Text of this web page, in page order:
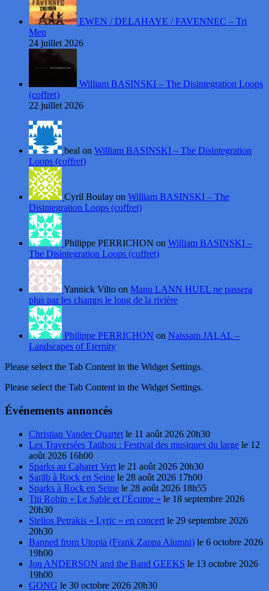
EWEN / DELAHAYE / FAVENNEC – Tri
Men
24 juillet 2026
William BASINSKI – The Disintegration Loops
(coffret)
22 juillet 2026
beal on William BASINSKI – The Disintegration
Loops (coffret)
Cyril Boulay on William BASINSKI – The
Disintegration Loops (coffret)
Philippe PERRICHON on William BASINSKI –
The Disintegration Loops (coffret)
Yannick Vilto on Manu LANN HUEL ne passera
plus par les champs le long de la rivière
Philippe PERRICHON on Naissam JALAL –
Landscapes of Eternity
Please select the Tab Content in the Widget Settings.
Please select the Tab Content in the Widget Settings.
Événements annoncés
Christian Vander Quartet le 11 août 2026 20h30
Les Traversées Tatihou : Festival des musiques du large le 12
août 2026 16h00
Sparks au Cabaret Vert le 21 août 2026 20h30
Sarāb à Rock en Seine le 28 août 2026 17h00
Sparks à Rock en Seine le 28 août 2026 18h55
Titi Robin « Le Sable et l’Écume » le 18 septembre 2026
20h30
Stelios Petrakis « Lyric » en concert le 29 septembre 2026
20h30
Banned from Utopia (Frank Zappa Alumni) le 6 octobre 2026
19h00
Jon ANDERSON and the Band GEEKS le 13 octobre 2026
19h00
GONG le 30 octobre 2026 20h30